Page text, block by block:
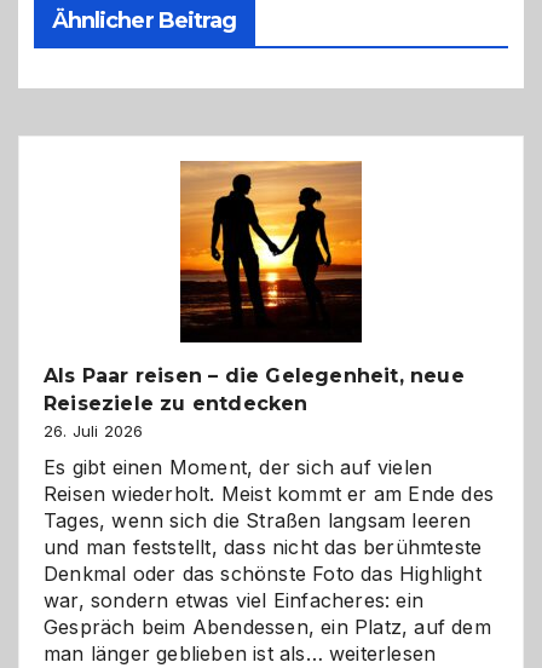
Ähnlicher Beitrag
Als Paar reisen – die Gelegenheit, neue
Reiseziele zu entdecken
26. Juli 2026
Es gibt einen Moment, der sich auf vielen
Reisen wiederholt. Meist kommt er am Ende des
Tages, wenn sich die Straßen langsam leeren
und man feststellt, dass nicht das berühmteste
Denkmal oder das schönste Foto das Highlight
war, sondern etwas viel Einfacheres: ein
Gespräch beim Abendessen, ein Platz, auf dem
man länger geblieben ist als… Als
weiterlesen